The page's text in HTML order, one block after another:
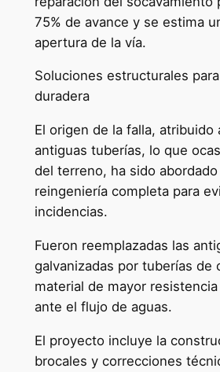
75% de avance y se estima
apertura de la vía.
​Soluciones estructurales
duradera
​El origen de la falla, atribuido
antiguas tuberías, lo que
del terreno, ha sido
reingeniería completa para
incidencias.
​Fueron reemplazadas las
galvanizadas por tuberías de
material de mayor
ante el flujo de aguas.
​El proyecto incluye la
brocales y correcciones